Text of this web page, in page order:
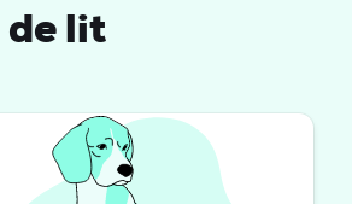
de lit